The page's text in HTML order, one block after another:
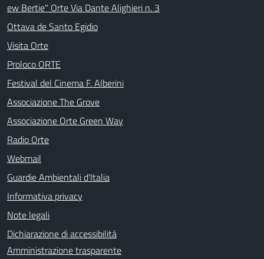
ew Bertie" Orte Via Dante Alighieri n. 3
Ottava de Santo Egidio
Visita Orte
Proloco ORTE
Festival del Cinema F. Alberini
Associazione The Grove
Associazione Orte Green Way
Radio Orte
Webmail
Guardie Ambientali d'Italia
Informativa privacy
Note legali
Dichiarazione di accessibilità
Amministrazione trasparente